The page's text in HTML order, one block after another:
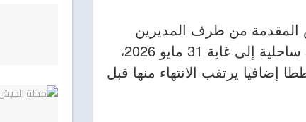
المقدمة من طرف المديرين
المحليين، تسجيل فتح 470 شاطئا مسموحا للسباحة عبر 124 بلدية ساحلية إلى غاية 31 مايو 2026،
شاطئا مزودا بمخطط تهيئة سياحية، مع وجود 63 مخططا إضافيا يرتقب الانتهاء منها قبل